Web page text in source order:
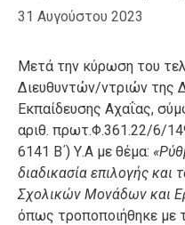
31 Αυγούστου 2023
Μετά την κύρωση του
Διευθυντών/ντριών της
Εκπαίδευσης Αχαΐας,
αριθ. πρωτ.Φ.361.22/6/
6141 Β΄) Υ.Α με θέμα:
διαδικασία επιλογής
Σχολικών Μονάδων και
όπως τροποποιήθηκε με